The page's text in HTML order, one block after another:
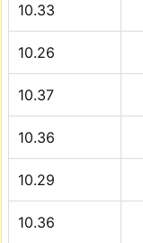
10.33
10.26
10.37
10.36
10.29
10.36